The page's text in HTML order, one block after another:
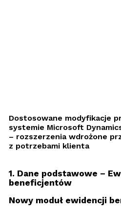
Dostosowane modyfikacje
systemie Microsoft
– rozszerzenia wdrożone
z potrzebami klienta
1. Dane podstawowe –
beneficjentów
Nowy moduł ewidencji